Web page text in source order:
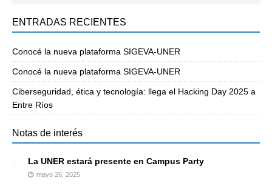
ENTRADAS RECIENTES
Conocé la nueva plataforma SIGEVA-UNER
Conocé la nueva plataforma SIGEVA-UNER
Ciberseguridad, ética y tecnología: llega el Hacking Day 2025 a
Entre Ríos
Notas de interés
La UNER estará presente en Campus Party
mayo 26, 2025